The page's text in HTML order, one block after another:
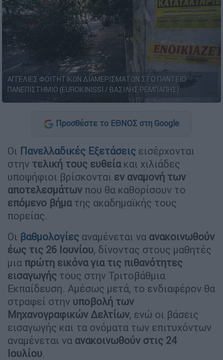
ΑΓΓΕΛΙΕΣ ΦΟΙΤΗΤΙΚΩΝ ΔΙΑΜΕΡΙΣΜΑΤΩΝ ΣΤΟ ΠΑΝΤΕΙΟ
ΠΑΝΕΠΙΣΤΗΜΙΟ (EUROKINISSI / ΒΑΣΙΛΗΣ ΡΕΜΠΑΠΗΣ)
Προσθέστε το ΕΘΝΟΣ στη Google
Οι Πανελλαδικές Εξετάσεις εισέρχονται
στην τελική τους ευθείακαι χιλιάδες
υποψήφιοι βρίσκονται εν αναμονή των
αποτελεσμάτων που θα καθορίσουν το
επόμενο βήματης ακαδημαϊκής τους
πορείας.
Οι βαθμολογίες αναμένεται να ανακοινωθούν
έως τις 26 Ιουνίου, δίνοντας στους μαθητές
μια πρώτη εικόνα για τις πιθανότητες
εισαγωγής τους στην Τριτοβάθμια
Εκπαίδευση. Αμέσως μετά, το ενδιαφέρον θα
στραφεί στην υποβολή των
Μηχανογραφικών Δελτίων, ενώ οι βάσεις
εισαγωγής και τα ονόματα των επιτυχόντων
αναμένεται να ανακοινωθούν στις 24
Ιουλίου.